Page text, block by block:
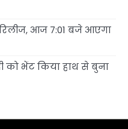
आज 7:01 बजे आएगा
को भेंट किया हाथ से बुना